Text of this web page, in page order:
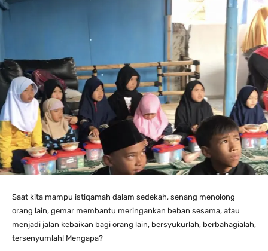
Saat kita mampu istiqamah dalam sedekah, senang menolong
orang lain, gemar membantu meringankan beban sesama, atau
menjadi jalan kebaikan bagi orang lain, bersyukurlah, berbahagialah,
tersenyumlah! Mengapa?